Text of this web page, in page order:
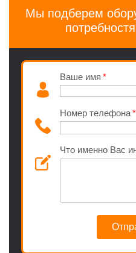
Мы подберем
Ваше имя
Номер телефона
Что именно Вас